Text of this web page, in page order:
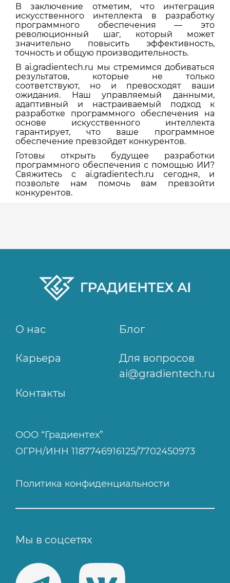
В заключение отметим, что интеграция
искусственного интеллекта в разработку
программного обеспечения — это
революционный шаг, который может
значительно повысить эффективность,
точность и общую производительность.
В ai.gradientech.ru мы стремимся добиваться
результатов, которые не только
соответствуют, но и превосходят ваши
ожидания. Наш управляемый данными,
адаптивный и настраиваемый подход к
разработке программного обеспечения на
основе искусственного интеллекта
гарантирует, что ваше программное
обеспечение превзойдет конкурентов.
Готовы открыть будущее разработки
программного обеспечения с помощью ИИ?
Свяжитесь с ai.gradientech.ru сегодня, и
позвольте нам помочь вам превзойти
конкурентов.
О нас Блог
Карьера
Для вопросов
ai@gradientech.ru
Контакты
ООО “Градиентех”
ОГРН/ИНН 1187746916125/7702450973
Политика конфиденциальности
Мы в соцсетях